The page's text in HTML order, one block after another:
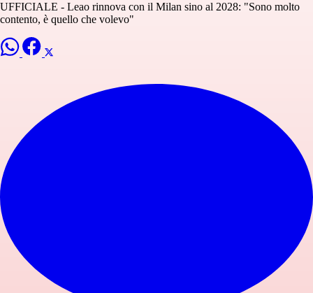
UFFICIALE - Leao rinnova con il Milan sino al 2028: "Sono molto
contento, è quello che volevo"